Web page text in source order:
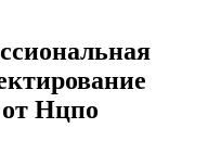
Нцпо